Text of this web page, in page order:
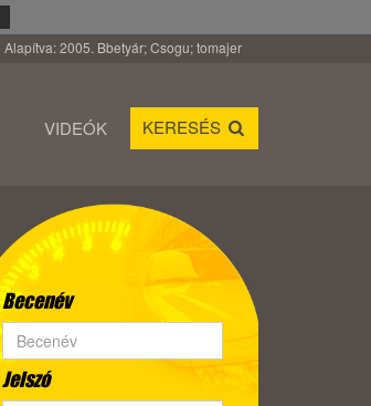
Alapítva: 2005. Bbetyár; Csogu; tomajer
VIDEÓK KERESÉS
Becenév
Jelszó